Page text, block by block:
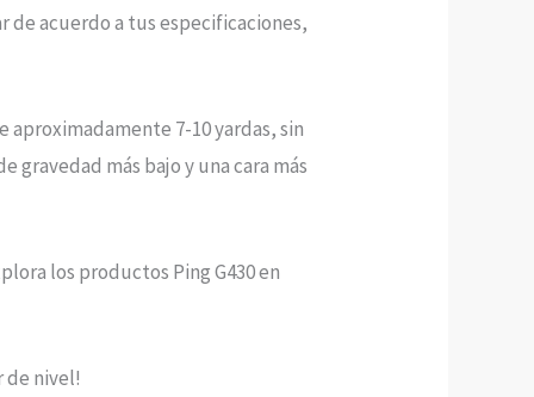
de acuerdo a tus especificaciones,
aproximadamente 7-10 yardas, sin
gravedad más bajo y una cara más
los productos Ping G430 en
de nivel!